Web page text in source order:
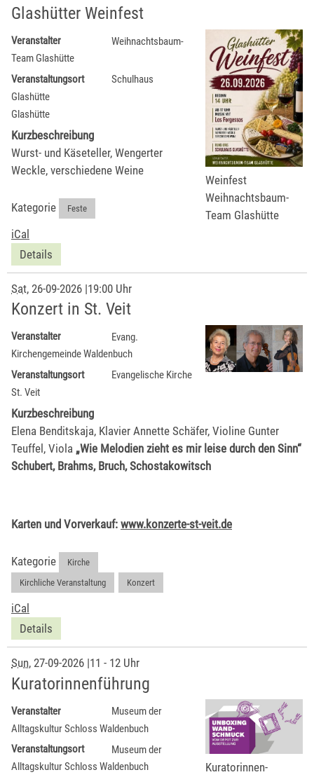
Glashütter Weinfest
Weinfest
Weihnachtsbaum-
Team Glashütte
Veranstalter
Weihnachtsbaum-
Team Glashütte
Veranstaltungsort
Schulhaus
Glashütte
Glashütte
Kurzbeschreibung
Wurst- und Käseteller, Wengerter
Weckle, verschiedene Weine
Kategorie Feste
iCal
Details
Sat, 26-09-2026 |19:00 Uhr
Konzert in St. Veit
Veranstalter
Evang.
Kirchengemeinde Waldenbuch
Veranstaltungsort
Evangelische Kirche
St. Veit
Kurzbeschreibung
Elena Benditskaja, Klavier Annette Schäfer, Violine Gunter
Teuffel, Viola „Wie Melodien zieht es mir leise durch den Sinn“
Schubert, Brahms, Bruch, Schostakowitsch
Karten und Vorverkauf: www.konzerte-st-veit.de
Kategorie Kirche
Kirchliche Veranstaltung
Konzert
iCal
Details
Sun, 27-09-2026 |11 - 12 Uhr
Kuratorinnenführung
Kuratorinnen-
Veranstalter
Museum der
Alltagskultur Schloss Waldenbuch
Veranstaltungsort
Museum der
Alltagskultur Schloss Waldenbuch